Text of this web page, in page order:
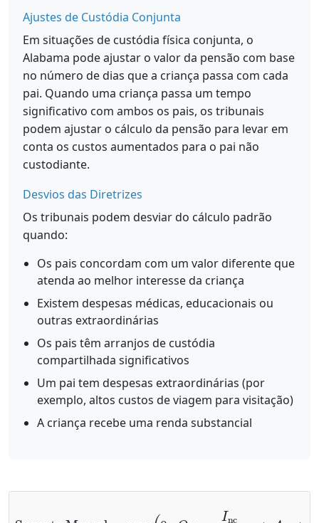
Ajustes de Custódia Conjunta
Em situações de custódia física conjunta, o
Alabama pode ajustar o valor da pensão com base
no número de dias que a criança passa com cada
pai. Quando uma criança passa um tempo
significativo com ambos os pais, os tribunais
podem ajustar o cálculo da pensão para levar em
conta os custos aumentados para o pai não
custodiante.
Desvios das Diretrizes
Os tribunais podem desviar do cálculo padrão
quando:
Os pais concordam com um valor diferente que
atenda ao melhor interesse da criança
Existem despesas médicas, educacionais ou
outras extraordinárias
Os pais têm arranjos de custódia
compartilhada significativos
Um pai tem despesas extraordinárias (por
exemplo, altos custos de viagem para visitação)
A criança recebe uma renda substancial
max c+
+ AE